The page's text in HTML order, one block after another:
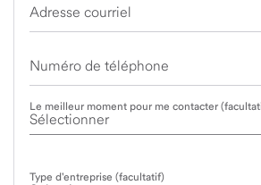
Adresse courriel
Numéro de téléphone
Le meilleur moment pour me contacter
Type d'entreprise (facultatif)